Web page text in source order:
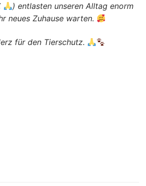
) entlasten unseren Alltag enorm
neues Zuhause warten.
für den Tierschutz.